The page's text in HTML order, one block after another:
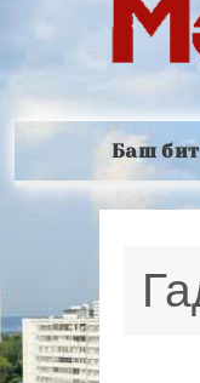
Баш бит